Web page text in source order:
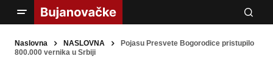
Naslovna NASLOVNA
Pojasu Presvete Bogorodice pristupilo
800.000 vernika u Srbiji